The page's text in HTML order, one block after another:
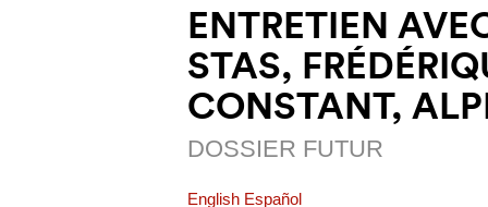
ENTRETIEN
STAS,
CONSTANT,
DOSSIER FUTUR
English Español